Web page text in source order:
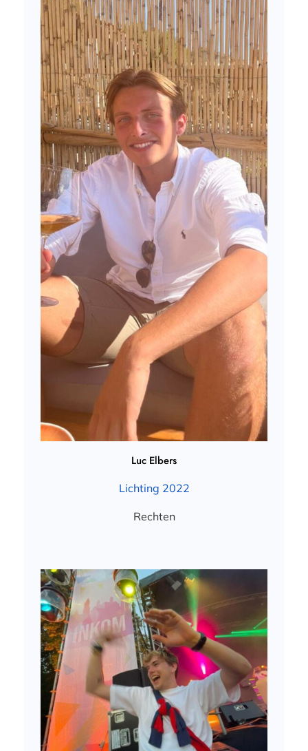
Luc Elbers
Lichting 2022
Rechten